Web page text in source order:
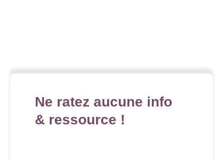
Ne ratez aucune info
& ressource !